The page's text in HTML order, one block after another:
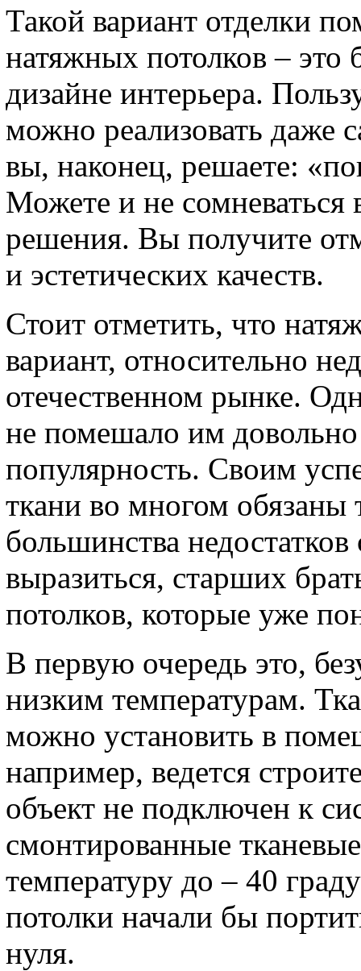
Такой вариант отделки
натяжных потолков – это
дизайне интерьера.
можно реализовать даже
вы, наконец, решаете:
Можете и не сомневаться
решения. Вы получите
и эстетических качеств.
Стоит отметить, что
вариант, относительно
отечественном рынке.
не помешало им довольно
популярность. Своим
ткани во многом обязаны
большинства
выразиться, старших
потолков, которые уже
В первую очередь это,
низким температурам.
можно установить в
например, ведется
объект не подключен к
смонтированные
температуру до – 40
потолки начали бы
нуля.